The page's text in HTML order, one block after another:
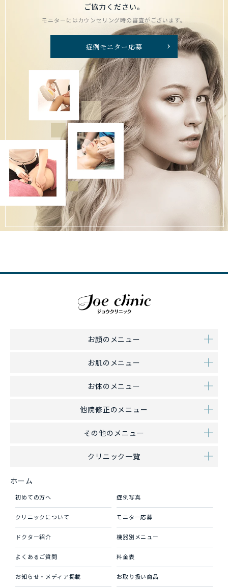
ご協力ください。
モニターにはカウンセリング時の審査がございます。
症例モニター応募
お顔のメニュー
お肌のメニュー
お体のメニュー
他院修正のメニュー
その他のメニュー
クリニック一覧
ホーム
初めての方へ 症例写真
クリニックについて モニター応募
ドクター紹介 機器別メニュー
よくあるご質問 料金表
お知らせ・メディア掲載 お取り扱い商品